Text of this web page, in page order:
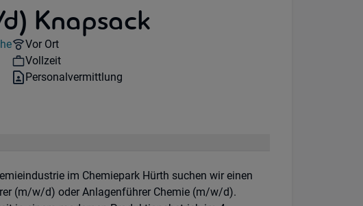
Knapsack
Remote Option:
Vor Ort
Workhours:
Vollzeit
Vertragsart:
Personalvermittlung
im Chemiepark Hürth suchen wir einen
(m/w/d) oder Anlagenführer Chemie (m/w/d).